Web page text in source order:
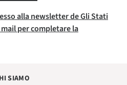
alla newsletter de Gli Stati
per completare la
SIAMO